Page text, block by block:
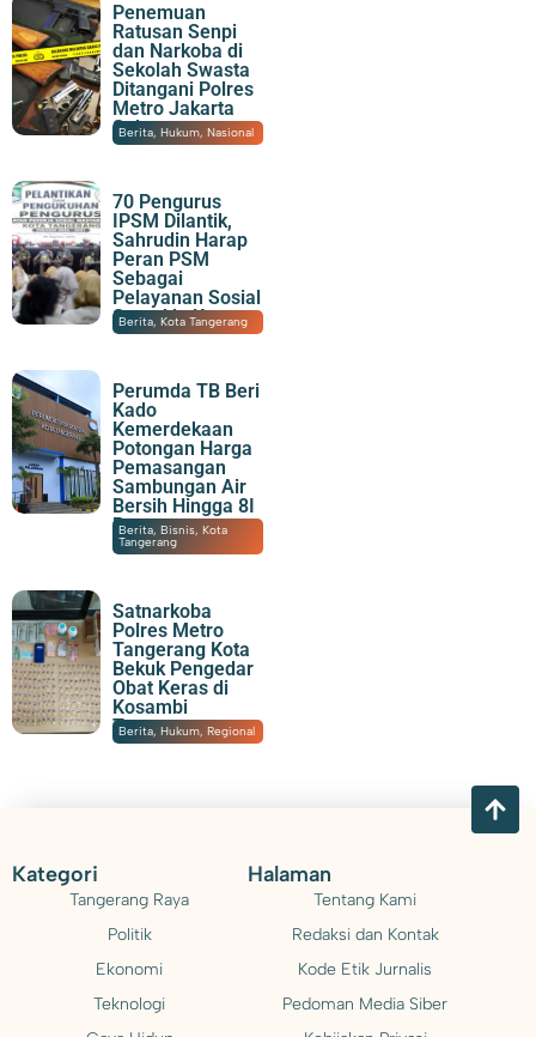
Penemuan
Ratusan Senpi
dan Narkoba di
Sekolah Swasta
Ditangani Polres
Metro Jakarta
Selatan
06/08/2026|20:14
Berita,Hukum,Nasional
70 Pengurus
IPSM Dilantik,
Sahrudin Harap
Peran PSM
Sebagai
Pelayanan Sosial
Semakin Kuat
06/08/2026|17:31
Berita,Kota Tangerang
Perumda TB Beri
Kado
Kemerdekaan
Potongan Harga
Pemasangan
Sambungan Air
Bersih Hingga 8I
Persen
06/08/2026|16:06
Berita,Bisnis,Kota
Tangerang
Satnarkoba
Polres Metro
Tangerang Kota
Bekuk Pengedar
Obat Keras di
Kosambi
Tangerang
06/08/2026|14:20
Berita,Hukum,Regional
Kategori
Tangerang Raya
Politik
Ekonomi
Teknologi
Halaman
Tentang Kami
Redaksi dan Kontak
Kode Etik Jurnalis
Pedoman Media Siber